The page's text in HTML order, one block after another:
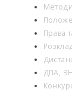
Права
ДПА,